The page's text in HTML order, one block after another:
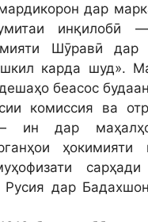
дар
инқилобӣ
Шӯравӣ дар
карда шуд».
беасос
комиссия ва
ин дар
ҳокимияти
сарҳади
Русия дар